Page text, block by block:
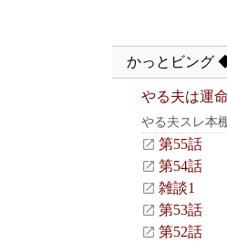
かっとビング
やる夫は運
やる夫スレ本
第55話
第54話
雑談1
第53話
第52話